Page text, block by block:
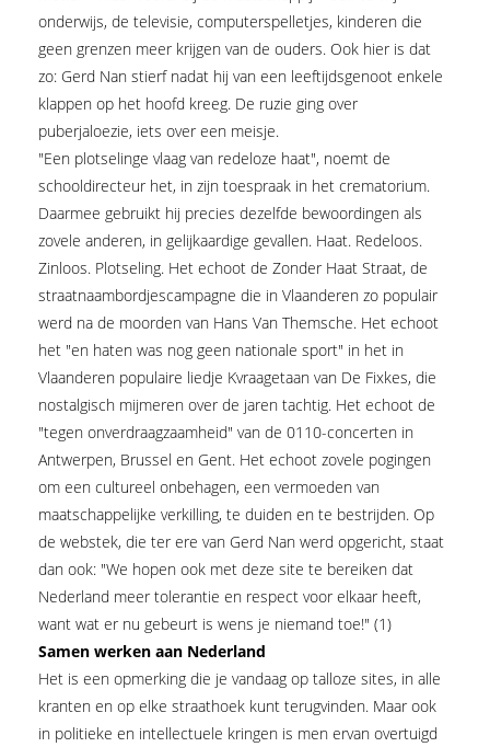
onderwijs, de televisie, computerspelletjes, kinderen die
geen grenzen meer krijgen van de ouders. Ook hier is dat
zo: Gerd Nan stierf nadat hij van een leeftijdsgenoot enkele
klappen op het hoofd kreeg. De ruzie ging over
puberjaloezie, iets over een meisje.
"Een plotselinge vlaag van redeloze haat", noemt de
schooldirecteur het, in zijn toespraak in het crematorium.
Daarmee gebruikt hij precies dezelfde bewoordingen als
zovele anderen, in gelijkaardige gevallen. Haat. Redeloos.
Zinloos. Plotseling. Het echoot de Zonder Haat Straat, de
straatnaambordjescampagne die in Vlaanderen zo populair
werd na de moorden van Hans Van Themsche. Het echoot
het "en haten was nog geen nationale sport" in het in
Vlaanderen populaire liedje Kvraagetaan van De Fixkes, die
nostalgisch mijmeren over de jaren tachtig. Het echoot de
"tegen onverdraagzaamheid" van de 0110-concerten in
Antwerpen, Brussel en Gent. Het echoot zovele pogingen
om een cultureel onbehagen, een vermoeden van
maatschappelijke verkilling, te duiden en te bestrijden. Op
de webstek, die ter ere van Gerd Nan werd opgericht, staat
dan ook: "We hopen ook met deze site te bereiken dat
Nederland meer tolerantie en respect voor elkaar heeft,
want wat er nu gebeurt is wens je niemand toe!" (1)
Samen werken aan Nederland
Het is een opmerking die je vandaag op talloze sites, in alle
kranten en op elke straathoek kunt terugvinden. Maar ook
in politieke en intellectuele kringen is men ervan overtuigd